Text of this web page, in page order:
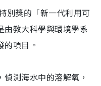
別獎的「新一代利用可
由教大科學與環境學系
項目。
測海水中的溶解氧，